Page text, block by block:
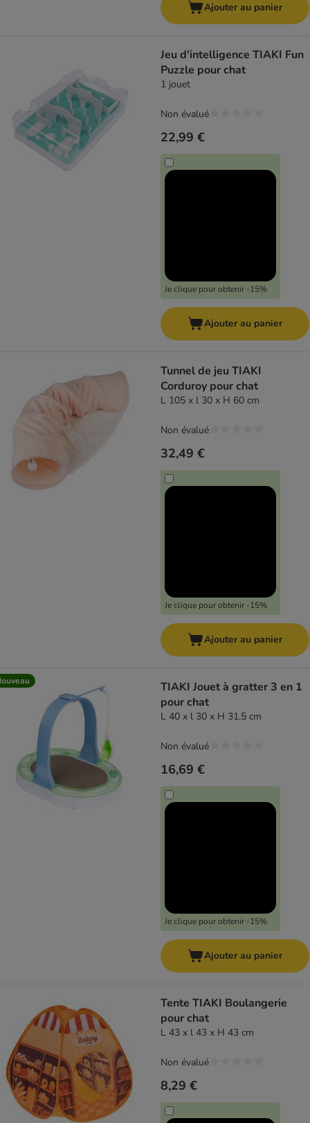
Ajouter au panier
Jeu d'intelligence TIAKI Fun
Puzzle pour chat
1 jouet
22,99 €
Je clique pour obtenir -15%
Non évalué
Ajouter au panier
Tunnel de jeu TIAKI
Corduroy pour chat
L 105 x l 30 x H 60 cm
32,49 €
Je clique pour obtenir -15%
Non évalué
Ajouter au panier
TIAKI Jouet à gratter 3 en 1
pour chat
L 40 x l 30 x H 31,5 cm
16,69 €
Je clique pour obtenir -15%
Non évalué
Ajouter au panier
Tente TIAKI Boulangerie
pour chat
L 43 x l 43 x H 43 cm
8,29 €
Non évalué